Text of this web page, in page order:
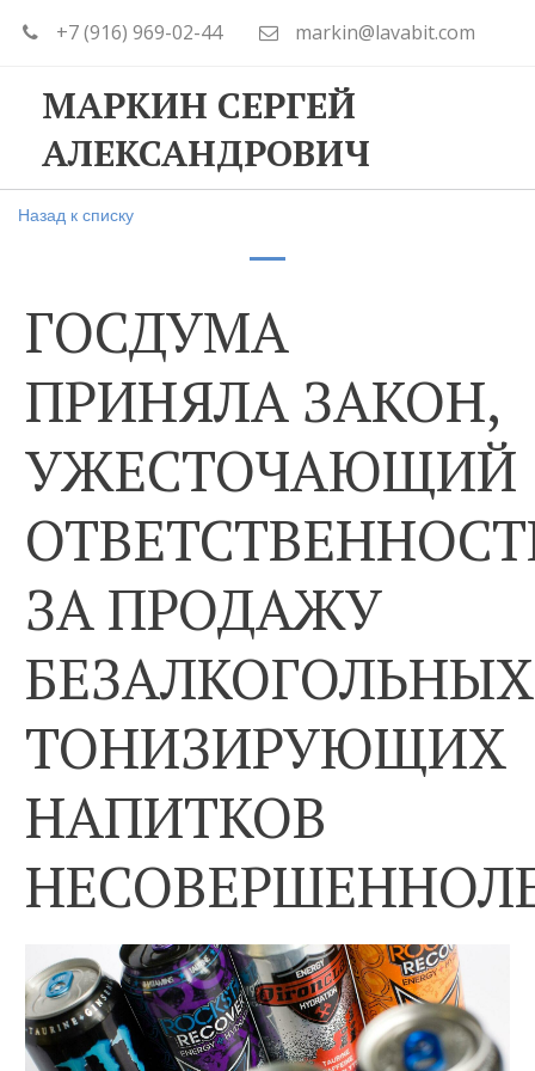
+7 (916) 969-02-44 markin@lavabit.com
МАРКИН СЕРГЕЙ
АЛЕКСАНДРОВИЧ
Назад к списку
ГОСДУМА
ПРИНЯЛА ЗАКОН,
УЖЕСТОЧАЮЩИЙ
ЗА ПРОДАЖУ
БЕЗАЛКОГОЛЬНЫХ
ТОНИЗИРУЮЩИХ
НАПИТКОВ